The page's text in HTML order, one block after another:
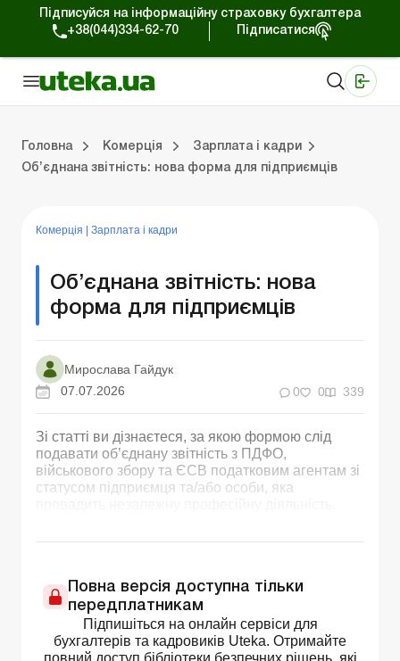
Підписуйся на інформаційну страховку бухгалтера
+38(044)334-62-70
Підписатися
Головна Комерція
Зарплата і кадри
Об’єднана звітність: нова форма для підприємців
Комерція Зарплата і кадри
Об’єднана звітність: нова
форма для підприємців
Мирослава Гайдук
07.07.2026
0 0 339
Зі статті ви дізнаєтеся, за якою формою слід
подавати об’єднану звітність з ПДФО,
військового збору та ЄСВ податковим агентам зі
статусом підприємця та/або особи, яка
Повна версія доступна тільки
передплатникам
Підпишіться на онлайн сервіси для
бухгалтерів та кадровиків Uteka. Отримайте